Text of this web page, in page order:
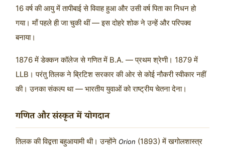
16 वर्ष की आयु में तापीबाई से विवाह हुआ और उसी वर्ष पिता का निधन हो
गया। माँ पहले ही जा चुकी थीं — इस दोहरे शोक ने उन्हें और परिपक्व
बनाया।
1876 में डेक्कन कॉलेज से गणित में B.A. — प्रथम श्रेणी। 1879 में
LLB। परंतु तिलक ने ब्रिटिश सरकार की ओर से कोई नौकरी स्वीकार नहीं
की। उनका संकल्प था — भारतीय युवाओं को राष्ट्रीय चेतना देना।
गणित और संस्कृत में योगदान
तिलक की विद्वत्ता बहुआयामी थी। उन्होंने Orion (1893) में खगोलशास्त्र